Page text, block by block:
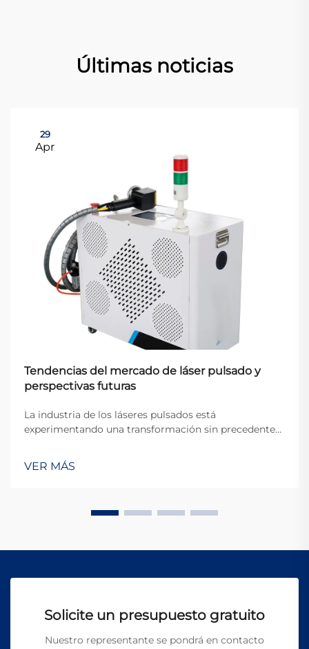
Últimas noticias
29
Apr
Tendencias del mercado de láser pulsado y
perspectivas futuras
La industria de los láseres pulsados está
experimentando una transformación sin precedentes,
industriales buscan precisión, eficiencia y versatilidad
en las aplicaciones de procesamiento de materiales.
VER MÁS
Solicite un presupuesto gratuito
Nuestro representante se pondrá en contacto